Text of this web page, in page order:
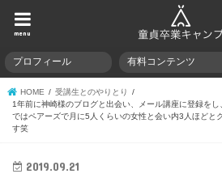
menu
プロフィール 有料コンテンツ
HOME
受講生とのやりとり
1年前に神崎様のブログと出会い、メール講座に登録を
ではペアーズで月に5人くらいの女性と会い内3人ほどと
す笑
2019.09.21